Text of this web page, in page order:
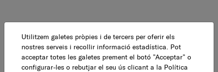
Utilitzem galetes pròpies i de tercers per oferir els
nostres serveis i recollir informació estadística. Pot
acceptar totes les galetes prement el botó ”Acceptar” o
configurar-les o rebutjar el seu ús clicant a la Política